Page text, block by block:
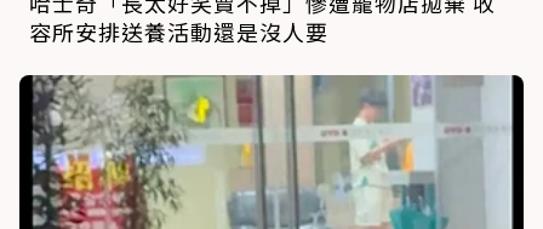
容所安排送養活動還是沒人要